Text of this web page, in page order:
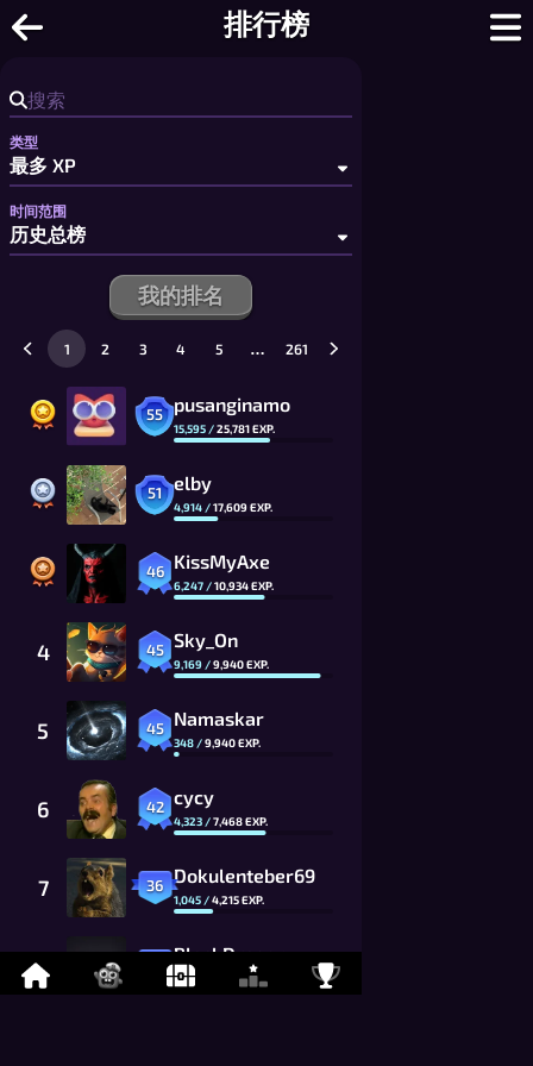
排行榜
战斗水滴 - 免费战舰风格海战游戏:1v1
类型
时间范围
我的排名
55 pusanginamo
15,595 /25,781EXP.
51 elby
4,914 /17,609EXP.
46 KissMyAxe
6,247 /10,934EXP.
4 45 Sky_On
9,169 /9,940EXP.
5 45 Namaskar
348 /9,940EXP.
6 42 cycy
4,323 /7,468EXP.
7 36 Dokulenteber69
1,045 /4,215EXP.
8 BlackDragon_
970/ EXP.
1 2 3 4 5 … 261